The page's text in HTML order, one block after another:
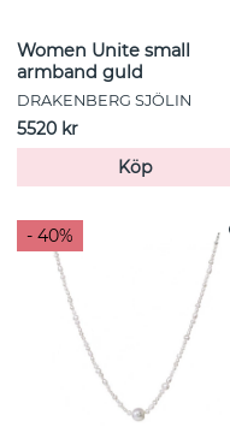
Women Unite small
armband guld
DRAKENBERG SJÖLIN
5520 kr
Köp
- 40%